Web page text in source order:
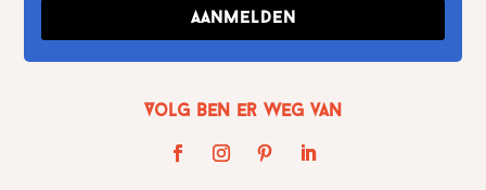
Aanmelden
Volg Ben er weg van